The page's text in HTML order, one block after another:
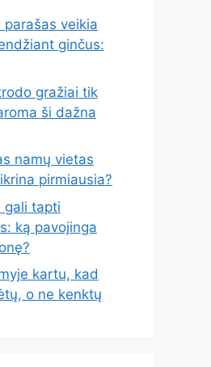
parašas veikia
ginčus:
gražiai tik
ši dažna
namų vietas
pirmiausia?
gali tapti
ką pavojinga
kartu, kad
o ne kenktų